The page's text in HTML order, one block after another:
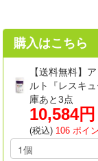
購入はこちら
【送料無料】
ルト『レスキ
庫あと3点
10,584円
(税込) 106 ポイ